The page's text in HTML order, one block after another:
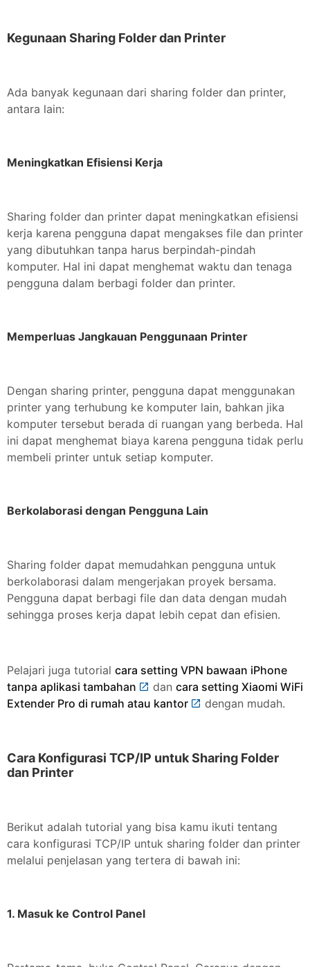
Kegunaan Sharing Folder dan Printer
Ada banyak kegunaan dari sharing folder dan printer,
antara lain:
Meningkatkan Efisiensi Kerja
Sharing folder dan printer dapat meningkatkan efisiensi
kerja karena pengguna dapat mengakses file dan printer
yang dibutuhkan tanpa harus berpindah-pindah
komputer. Hal ini dapat menghemat waktu dan tenaga
pengguna dalam berbagi folder dan printer.
Memperluas Jangkauan Penggunaan Printer
Dengan sharing printer, pengguna dapat menggunakan
printer yang terhubung ke komputer lain, bahkan jika
komputer tersebut berada di ruangan yang berbeda. Hal
ini dapat menghemat biaya karena pengguna tidak perlu
membeli printer untuk setiap komputer.
Berkolaborasi dengan Pengguna Lain
Sharing folder dapat memudahkan pengguna untuk
berkolaborasi dalam mengerjakan proyek bersama.
Pengguna dapat berbagi file dan data dengan mudah
sehingga proses kerja dapat lebih cepat dan efisien.
Pelajari juga tutorial cara setting VPN bawaan iPhone
tanpa aplikasi tambahan
dan cara setting Xiaomi WiFi
Extender Pro di rumah atau kantor
dengan mudah.
Cara Konfigurasi TCP/IP untuk Sharing Folder
dan Printer
Berikut adalah tutorial yang bisa kamu ikuti tentang
cara konfigurasi TCP/IP untuk sharing folder dan printer
melalui penjelasan yang tertera di bawah ini:
1. Masuk ke Control Panel